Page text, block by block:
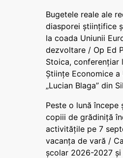
Bugetele reale ale
diasporei științifice
la coada Uniunii
dezvoltare / Op Ed
Stoica, conferențiar
Științe Economice
„Lucian Blaga” din
Peste o lună începe
copiii de grădiniță
activitățile pe 7
vacanța de vară /
școlar 2026-2027